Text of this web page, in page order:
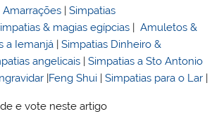
Amarrações |Simpatias
& magias egípcias |Amuletos &
a Iemanjá |Simpatias Dinheiro &
angelicais |Simpatias a Sto Antonio
|Feng Shui |Simpatias para o Lar |
e vote neste artigo